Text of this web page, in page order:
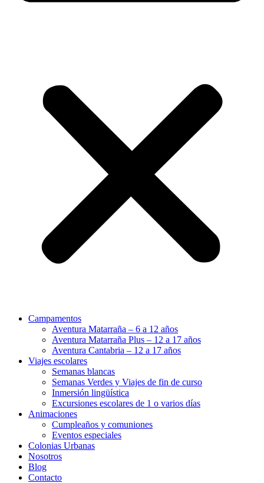
Campamentos
Aventura Matarraña – 6 a 12 años
Aventura Matarraña Plus – 12 a 17 años
Aventura Cantabria – 12 a 17 años
Viajes escolares
Semanas blancas
Semanas Verdes y Viajes de fin de curso
Inmersión lingüística
Excursiones escolares de 1 o varios días
Animaciones
Cumpleaños y comuniones
Eventos especiales
Colonias Urbanas
Nosotros
Blog
Contacto